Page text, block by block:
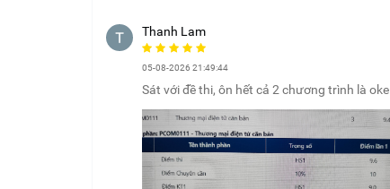
Thanh Lam
05-08-2026 21:49:44
Sát với đề thi, ôn hết cả 2 chương trình là oke